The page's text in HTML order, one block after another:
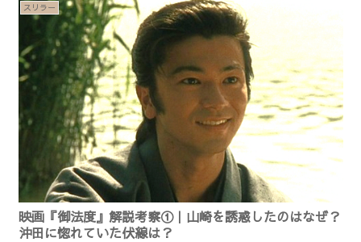
スリラー
映画『御法度』解説考察①｜山崎を誘惑したのはなぜ？
沖田に惚れていた伏線は？